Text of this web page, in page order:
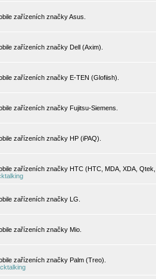
zařízeních značky Asus.
zařízeních značky Dell (Axim).
zařízeních značky E-TEN (Glofiish).
zařízeních značky Fujitsu-Siemens.
zařízeních značky HP (iPAQ).
zařízeních značky HTC (HTC, MDA, XDA,
zařízeních značky LG.
zařízeních značky Mio.
zařízeních značky Palm (Treo).